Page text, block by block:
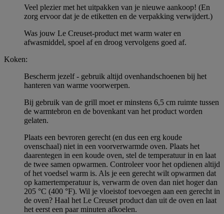
Veel plezier met het uitpakken van je nieuwe aankoop! (En
zorg ervoor dat je de etiketten en de verpakking verwijdert.)
Was jouw Le Creuset-product met warm water en
afwasmiddel, spoel af en droog vervolgens goed af.
Koken:
Bescherm jezelf - gebruik altijd ovenhandschoenen bij het
hanteren van warme voorwerpen.
Bij gebruik van de grill moet er minstens 6,5 cm ruimte tussen
de warmtebron en de bovenkant van het product worden
gelaten.
Plaats een bevroren gerecht (en dus een erg koude
ovenschaal) niet in een voorverwarmde oven. Plaats het
daarentegen in een koude oven, stel de temperatuur in en laat
de twee samen opwarmen. Controleer voor het opdienen altijd
of het voedsel warm is. Als je een gerecht wilt opwarmen dat
op kamertemperatuur is, verwarm de oven dan niet hoger dan
205 °C (400 °F). Wil je vloeistof toevoegen aan een gerecht in
de oven? Haal het Le Creuset product dan uit de oven en laat
het eerst een paar minuten afkoelen.